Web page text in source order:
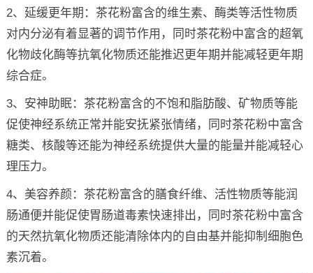
2、延缓更年期：茶花粉富含的维生素、酶类等活性物质
对内分泌有着显著的调节作用，同时茶花粉中富含的超氧
化物歧化酶等抗氧化物质还能推迟更年期并能减轻更年期
综合症。
3、安神助眠：茶花粉富含的不饱和脂肪酸、矿物质等能
促使神经系统正常并能安抚紧张情绪，同时茶花粉中富含
糖类、核酸等还能为神经系统提供大量的能量并能减轻心
理压力。
4、美容养颜：茶花粉富含的膳食纤维、活性物质等能润
肠通便并能促使胃肠道毒素快速排出，同时茶花粉中富含
的天然抗氧化物质还能清除体内的自由基并能抑制细胞色
素沉着。